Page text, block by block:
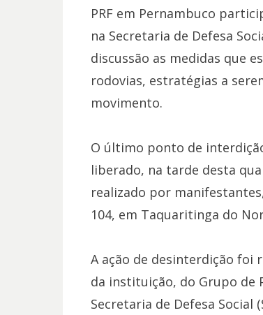
PRF em Pernambuco
na Secretaria de Defesa
discussão as medidas que
rodovias, estratégias a
movimento.
O último ponto de
liberado, na tarde desta
realizado por
104, em Taquaritinga do
A ação de desinterdição foi
da instituição, do Grupo de
Secretaria de Defesa Social